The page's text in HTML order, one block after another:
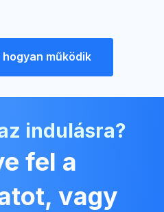
működik
indulásra?
fel a
vagy